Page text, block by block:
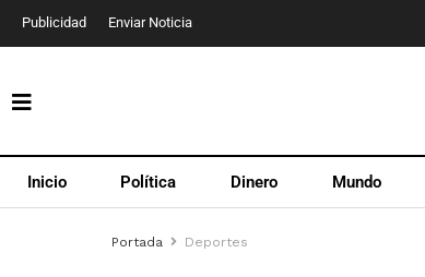
Publicidad Enviar Noticia
Inicio Política Dinero Mundo
Portada Deportes